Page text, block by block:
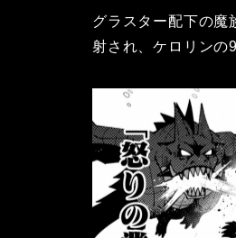
グラスター配下の魔
射され、ケロリンの